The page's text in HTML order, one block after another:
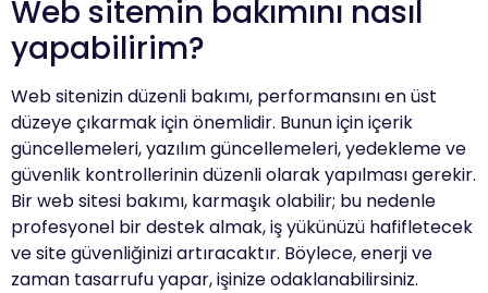
Web sitemin bakımını nasıl
yapabilirim?
Web sitenizin düzenli bakımı, performansını en üst
düzeye çıkarmak için önemlidir. Bunun için içerik
güncellemeleri, yazılım güncellemeleri, yedekleme ve
güvenlik kontrollerinin düzenli olarak yapılması gerekir.
Bir web sitesi bakımı, karmaşık olabilir; bu nedenle
profesyonel bir destek almak, iş yükünüzü hafifletecek
ve site güvenliğinizi artıracaktır. Böylece, enerji ve
zaman tasarrufu yapar, işinize odaklanabilirsiniz.